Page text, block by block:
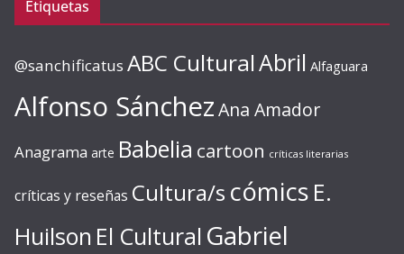
Etiquetas
@sanchificatus ABC CulturalAbril Alfaguara
Alfonso SánchezAna Amador
Anagrama arte Babelia cartoon críticas literarias
críticas y reseñas Cultura/s cómics E.
Huilson El Cultural Gabriel